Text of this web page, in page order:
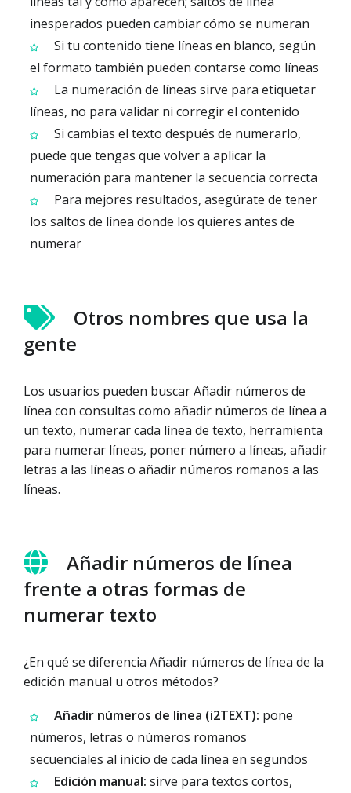
inesperados pueden cambiar cómo se numeran
Si tu contenido tiene líneas en blanco, según
el formato también pueden contarse como líneas
La numeración de líneas sirve para etiquetar
líneas, no para validar ni corregir el contenido
Si cambias el texto después de numerarlo,
puede que tengas que volver a aplicar la
numeración para mantener la secuencia correcta
Para mejores resultados, asegúrate de tener
los saltos de línea donde los quieres antes de
numerar
Otros nombres que usa la
gente
Los usuarios pueden buscar Añadir números de
línea con consultas como añadir números de línea a
un texto, numerar cada línea de texto, herramienta
para numerar líneas, poner número a líneas, añadir
letras a las líneas o añadir números romanos a las
líneas.
Añadir números de línea
frente a otras formas de
numerar texto
¿En qué se diferencia Añadir números de línea de la
edición manual u otros métodos?
Añadir números de línea (i2TEXT): pone
números, letras o números romanos
secuenciales al inicio de cada línea en segundos
Edición manual: sirve para textos cortos,